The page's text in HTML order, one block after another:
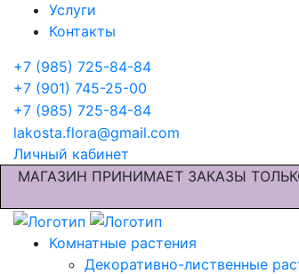
Услуги
Контакты
+7 (985) 725-84-84
+7 (901) 745-25-00
+7 (985) 725-84-84
lakosta.flora@gmail.com
Личный кабинет
МАГАЗИН ПРИНИМАЕТ ЗАКАЗЫ
Комнатные растения
Декоративно-лиственные